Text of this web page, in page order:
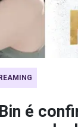
é